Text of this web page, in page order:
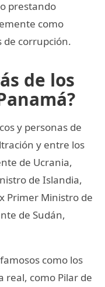
prestando
como
de corrupción.
de los
y personas de
y entre los
de Ucrania,
de Islandia,
Primer Ministro de
de Sudán,
como los
real, como Pilar de